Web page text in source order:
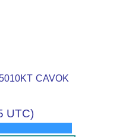
CAVOK
UTC)